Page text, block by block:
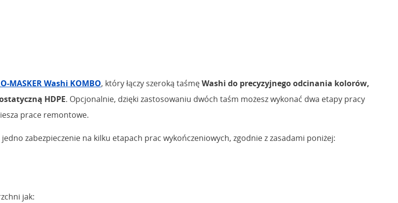
MASKER Washi KOMBO, który łączy szeroką taśmęWashi do precyzyjnego odcinania kolorów,
HDPE. Opcjonalnie, dzięki zastosowaniu dwóch taśm możesz wykonać dwa etapy pracy
prace remontowe.
jedno zabezpieczenie na kilku etapach prac wykończeniowych, zgodnie z zasadami poniżej:
jak: